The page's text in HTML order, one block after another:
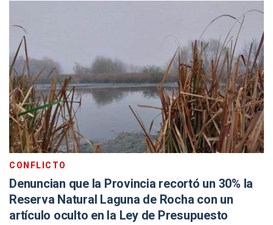
CONFLICTO
Denuncian que la Provincia recortó un 30% la
Reserva Natural Laguna de Rocha con un
artículo oculto en la Ley de Presupuesto